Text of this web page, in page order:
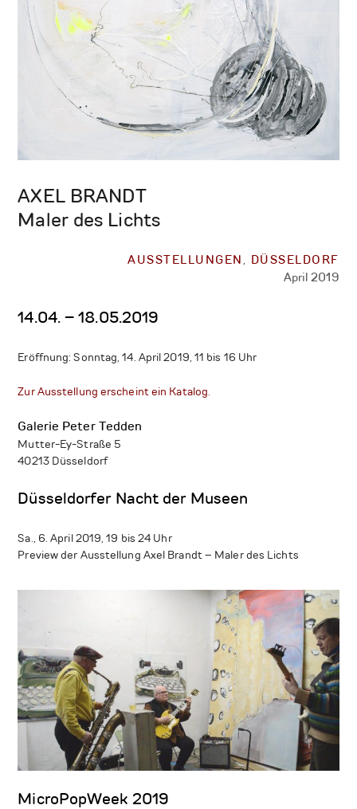
AXEL BRANDT
Maler des Lichts
AUSSTELLUNGEN , DÜSSELDORF
April 2019
14.04. – 18.05.2019
Eröffnung: Sonntag, 14. April 2019, 11 bis 16 Uhr
Zur Ausstellung erscheint ein Katalog.
Galerie Peter Tedden
Mutter-Ey-Straße 5
40213 Düsseldorf
Düsseldorfer Nacht der Museen
Sa., 6. April 2019, 19 bis 24 Uhr
Preview der Ausstellung Axel Brandt – Maler des Lichts
MicroPopWeek 2019